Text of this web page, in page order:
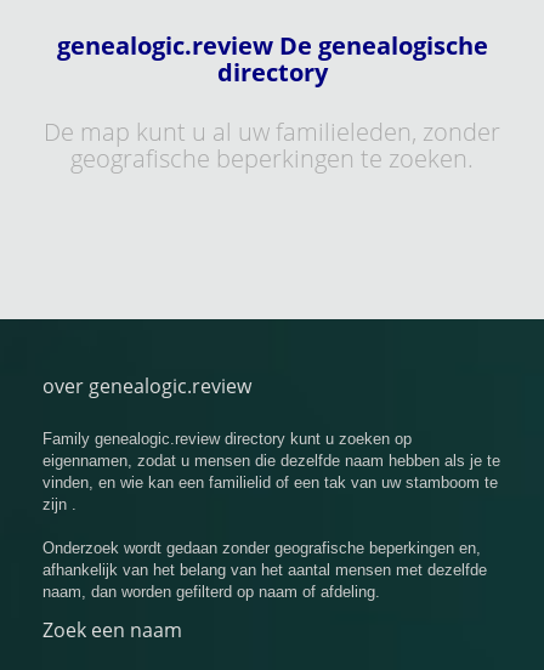
genealogic.review De genealogische
directory
De map kunt u al uw familieleden, zonder
geografische beperkingen te zoeken.
over genealogic.review
Family genealogic.review directory kunt u zoeken op
eigennamen, zodat u mensen die dezelfde naam hebben als je te
vinden, en wie kan een familielid of een tak van uw stamboom te
zijn .
Onderzoek wordt gedaan zonder geografische beperkingen en,
afhankelijk van het belang van het aantal mensen met dezelfde
naam, dan worden gefilterd op naam of afdeling.
Zoek een naam